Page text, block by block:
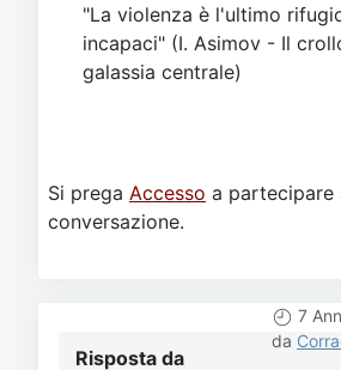
"La violenza è l'ultimo
incapaci" (I. Asimov - Il
galassia centrale)
Si prega Accesso a partecipare
conversazione.
7
da
Risposta da